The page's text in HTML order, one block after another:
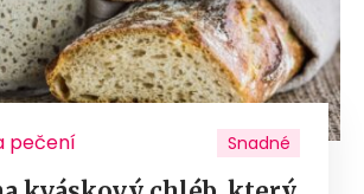
pečení Snadné